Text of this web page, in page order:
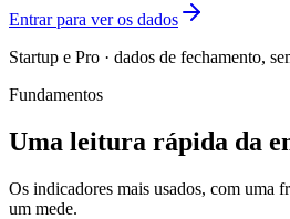
Entrar para ver os dados
Startup e Pro · dados de fechamento,
Fundamentos
Uma leitura rápida da
Os indicadores mais usados, com uma
um mede.